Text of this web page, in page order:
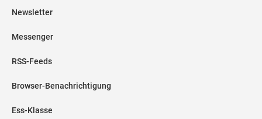
Newsletter
Messenger
RSS-Feeds
Browser-Benachrichtigung
Ess-Klasse